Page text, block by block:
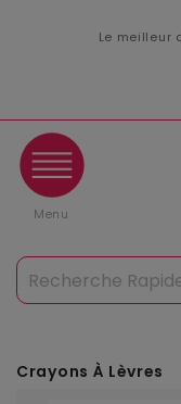
Le meilleur
Menu
Crayons À Lèvres